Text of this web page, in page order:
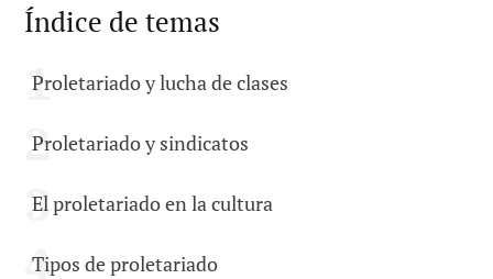
Índice de temas
Proletariado y lucha de clases
Proletariado y sindicatos
El proletariado en la cultura
Tipos de proletariado